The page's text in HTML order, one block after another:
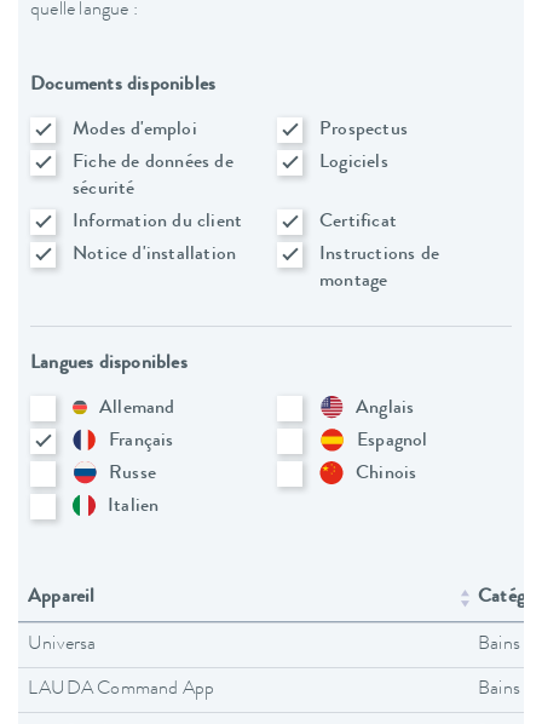
quelle langue :
Documents disponibles
Modes d'emploi
Prospectus
Fiche de données de
sécurité
Logiciels
Information du client
Certificat
Notice d'installation
Instructions de
montage
Langues disponibles
Allemand
Anglais
Français
Espagnol
Russe
Chinois
Italien
Appareil
Universa Bains
LAUDA Command App Bains